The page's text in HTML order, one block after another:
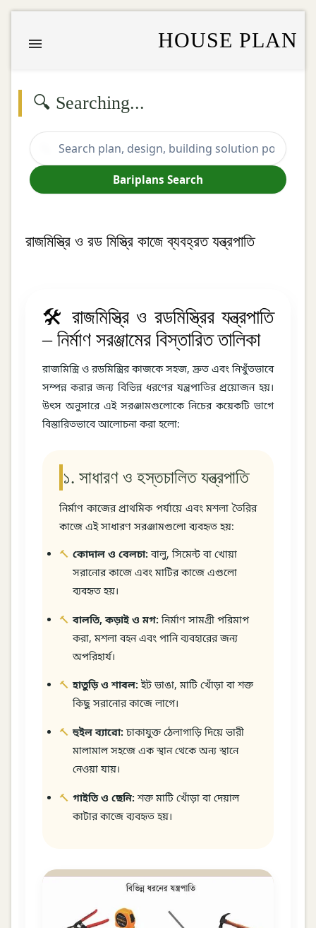
HOUSE PLAN
🔍 Searching...
Bariplans Search
রাজমিস্ত্রি ও রড মিস্ত্রি কাজে ব্যবহ্রত যন্ত্রপাতি
🛠️ রাজমিস্ত্রি ও রডমিস্ত্রির যন্ত্রপাতি
– নির্মাণ সরঞ্জামের বিস্তারিত তালিকা
রাজমিস্ত্রি ও রডমিস্ত্রির কাজকে সহজ, দ্রুত এবং নিখুঁতভাবে
সম্পন্ন করার জন্য বিভিন্ন ধরণের যন্ত্রপাতির প্রয়োজন হয়।
উৎস অনুসারে এই সরঞ্জামগুলোকে নিচের কয়েকটি ভাগে
বিস্তারিতভাবে আলোচনা করা হলো:
১. সাধারণ ও হস্তচালিত যন্ত্রপাতি
নির্মাণ কাজের প্রাথমিক পর্যায়ে এবং মশলা তৈরির
কাজে এই সাধারণ সরঞ্জামগুলো ব্যবহৃত হয়:
কোদাল ও বেলচা: বালু, সিমেন্ট বা খোয়া
সরানোর কাজে এবং মাটির কাজে এগুলো
ব্যবহৃত হয়।
বালতি, কড়াই ও মগ: নির্মাণ সামগ্রী পরিমাপ
করা, মশলা বহন এবং পানি ব্যবহারের জন্য
অপরিহার্য।
হাতুড়ি ও শাবল: ইট ভাঙা, মাটি খোঁড়া বা শক্ত
কিছু সরানোর কাজে লাগে।
হুইল ব্যারো: চাকাযুক্ত ঠেলাগাড়ি দিয়ে ভারী
মালামাল সহজে এক স্থান থেকে অন্য স্থানে
নেওয়া যায়।
গাইতি ও ছেনি: শক্ত মাটি খোঁড়া বা দেয়াল
কাটার কাজে ব্যবহৃত হয়।